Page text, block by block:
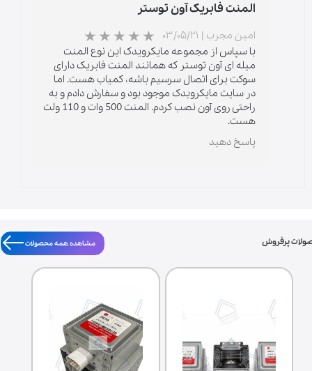
★
المنت فابریک آون توستر
امین مجرب | ۰۳/۰۵/۲۱
با سپاس از مجموعه مایکرویدک این نوع المنت
میله ای آون توستر که همانند المنت فابریک دارای
سوکت برای اتصال سرسیم باشه، کمیاب هست. اما
در سایت مایکرویدک موجود بود و سفارش دادم و به
راحتی روی آون نصب کردم. المنت 500 وات و 110 ولت
هست.
پاسخ دهید
مشاهده همه محصولات پرفروش